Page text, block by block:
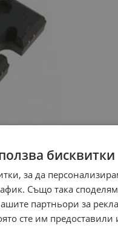
бисквитки
за да
Също така
партньори за
сте им